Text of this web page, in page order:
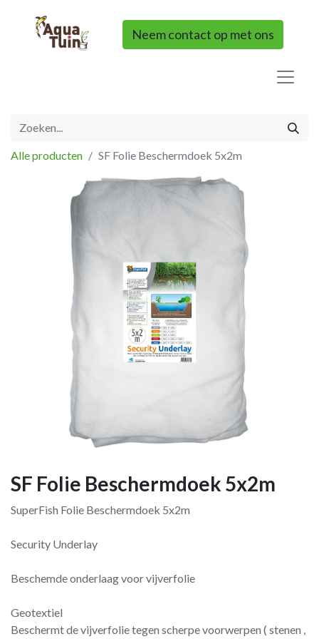
Neem contact op met ons
Alle producten SF Folie Beschermdoek 5x2m
SF Folie Beschermdoek 5x2m
SuperFish Folie Beschermdoek 5x2m
Security Underlay
Beschemde onderlaag voor vijverfolie
Geotextiel
Beschermt de vijverfolie tegen scherpe voorwerpen ( stenen ,